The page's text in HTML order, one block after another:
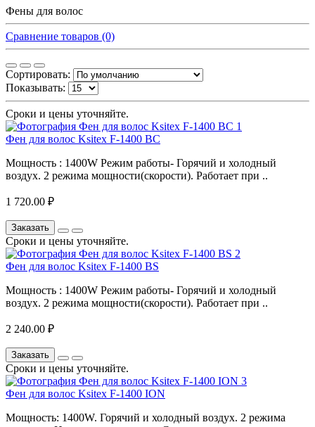
Фены для волос
Сравнение товаров (0)
Сортировать:
Показывать:
Сроки и цены уточняйте.
Фен для волос Ksitex F-1400 BC
Мощность : 1400W Режим работы- Горячий и холодный
воздух. 2 режима мощности(скорости). Работает при ..
1 720.00 ₽
Заказать
Сроки и цены уточняйте.
Фен для волос Ksitex F-1400 BS
Мощность : 1400W Режим работы- Горячий и холодный
воздух. 2 режима мощности(скорости). Работает при ..
2 240.00 ₽
Заказать
Сроки и цены уточняйте.
Фен для волос Ksitex F-1400 ION
Мощность: 1400W. Горячий и холодный воздух. 2 режима